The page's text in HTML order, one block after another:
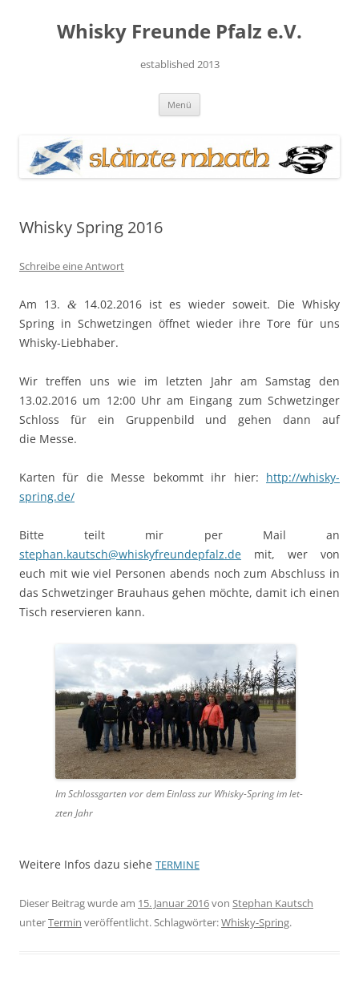
springenWhisky Freunde Pfalz e.V.
established 2013
Menü
Whisky Spring 2016
Schreibe eine Antwort
Am 13. & 14.02.2016 ist es wieder soweit. Die Whisky
Spring in Schwet­zin­gen öffnet wieder ihre Tore für uns
Whisky-Liebhaber.
Wir tre­f­fen uns wie im let­zten Jahr am Sam­stag den
13.02.2016 um 12:00 Uhr am Ein­gang zum Schwet­zinger
Schloss für ein Grup­pen­bild und gehen dann auf
die Messe.
Karten für die Messe bekommt ihr hier: http://whisky-
spring.de/
Bitte teilt mir per Mail an
stephan.kautsch@whiskyfreundepfalz.de mit, wer von
euch mit wie viel Per­so­n­en abends noch zum Abschluss in
das Schwet­zinger Brauhaus gehen möchte, damit ich einen
Tisch reservieren kann.
Im Schloss­garten vor dem Ein­lass zur Whisky-Spring im let­
zten Jahr
Weit­ere Infos dazu siehe TERMINE
Dieser Beitrag wurde am 15. Januar 2016von Stephan Kautsch
unterTermin veröffentlicht. Schlagwörter:Whisky-Spring.